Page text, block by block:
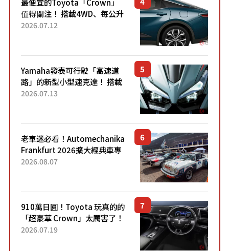
值得關注！ 搭載4WD、每公升
22.4公里低油耗表現超亮眼！
2026.07.12
Yamaha發表可行駛「高速道
路」的新型小型速克達！ 搭載
能享受超強勁「渦輪感」的動
2026.07.13
老車迷必看！Automechanika
Frankfurt 2026擴大經典車專
區 1954年珍稀古董車現場修復
2026.08.07
910萬日圓！Toyota 玩真的的
「超豪華 Crown」太厲害了！
採用由「匠人技藝」打造的
2026.07.19